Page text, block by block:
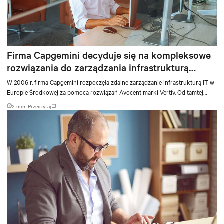
Firma Capgemini decyduje się na kompleksowe
rozwiązania do zarządzania infrastrukturą
centrum danych Avocent Vertiv
W 2006 r. firma Capgemini rozpoczęła zdalne zarządzanie infrastrukturą IT w
Europie Środkowej za pomocą rozwiązań Avocent marki Vertiv. Od tamtej
pory liczba lokalizacji centrów danych zwiększyła się, a wraz z nią stopień
wzrósł złożoności planowania centrów danych oraz zarządzania
infrastrukturą. Ten dostawca usług IT korzysta z programu Avocent Data
Center Planner do zarządzania infrastrukturą oraz z innych rozwiązań
Avocent do zarządzania infrastrukturą centrum danych (DCIM, Data Center
Infrastructure Management).
2 min. Przeczytaj